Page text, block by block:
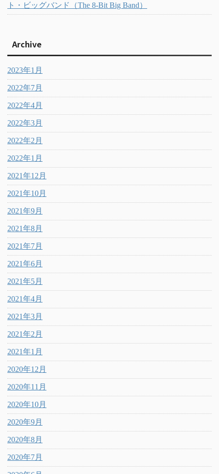
ト・ビッグバンド（The 8-Bit Big Band）
Archive
2023年1月
2022年7月
2022年4月
2022年3月
2022年2月
2022年1月
2021年12月
2021年10月
2021年9月
2021年8月
2021年7月
2021年6月
2021年5月
2021年4月
2021年3月
2021年2月
2021年1月
2020年12月
2020年11月
2020年10月
2020年9月
2020年8月
2020年7月